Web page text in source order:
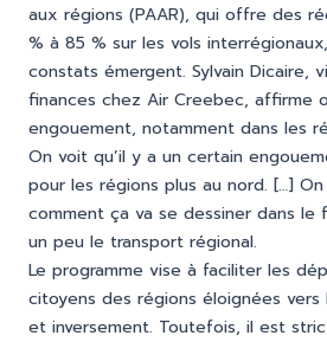
aux régions (PAAR), qui offre des
% à 85 % sur les vols
constats émergent. Sylvain Dicaire,
finances chez Air Creebec, affirme
engouement, notamment dans les
On voit qu’il y a un certain
pour les régions plus au nord. […]
comment ça va se dessiner dans le
un peu le transport régional.
Le programme vise à faciliter les
citoyens des régions éloignées
et inversement. Toutefois, il est